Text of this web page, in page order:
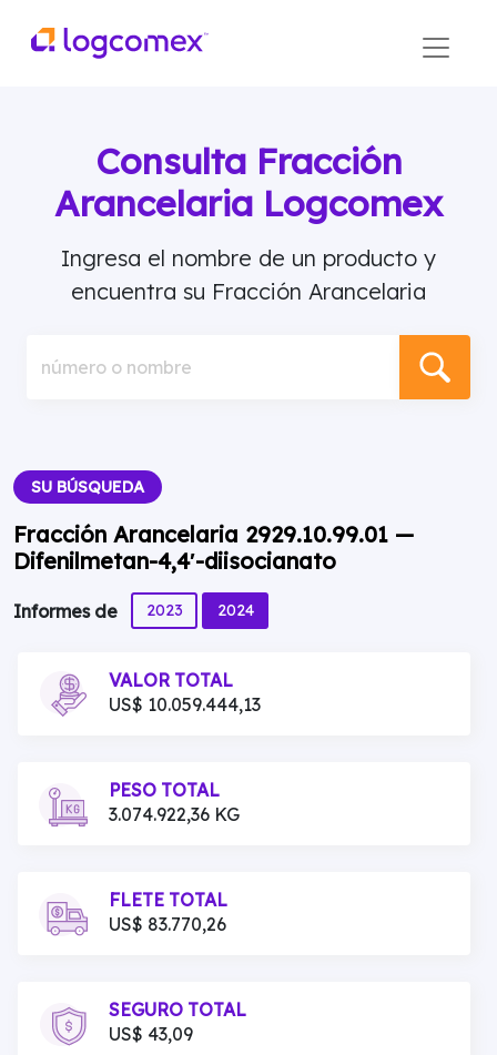
Consulta Fracción
Arancelaria Logcomex
Ingresa el nombre de un producto y
encuentra su Fracción Arancelaria
número o nombre
SU BÚSQUEDA
Fracción Arancelaria 2929.10.99.01 —
Difenilmetan-4,4′-diisocianato
Informes de 2023 2024
VALOR TOTAL
US$ 10.059.444,13
PESO TOTAL
3.074.922,36 KG
FLETE TOTAL
US$ 83.770,26
SEGURO TOTAL
US$ 43,09